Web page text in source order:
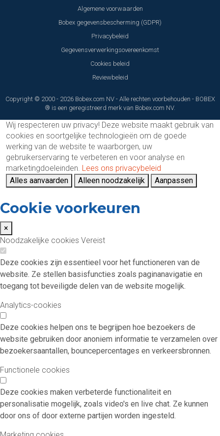
Algemene voorwaarden
Bobex gegevensbescherming (GDPR)
Privacybeleid
Gegevensverwerkingsovereenkomst
Cookies beleid
Reviewbeleid
Copyright © 2000 - 2026 Bobex.com NV - Alle rechten voorbehouden - BOBEX
® is een geregistreerd merk van Bobex.com NV.
Wij respecteren uw privacy! Deze website maakt gebruik van
cookies en soortgelijke technologieën om de goede
werking van de website te waarborgen, uw
gebruikerservaring te verbeteren en voor analyse en
marketingdoeleinden. Lees ons privacybeleid
Alles aanvaarden
Alleen noodzakelijk Aanpassen
Cookie voorkeuren
×
Noodzakelijke cookies Vereist
Deze cookies zijn essentieel voor het functioneren van de
website. Ze stellen basisfuncties zoals paginanavigatie en
toegang tot beveiligde delen van de website mogelijk.
Analytics-cookies
Deze cookies helpen ons te begrijpen hoe bezoekers de
website gebruiken door anoniem informatie te verzamelen over
bezoekersaantallen, bouncepercentages en verkeersbronnen.
Functionele cookies
Deze cookies maken verbeterde functionaliteit en
personalisatie mogelijk, zoals video's en live chat. Ze kunnen
door ons of door externe partijen worden ingesteld.